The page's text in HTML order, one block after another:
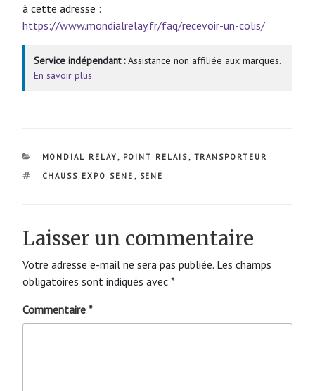
à cette adresse :
https://www.mondialrelay.fr/faq/recevoir-un-colis/
Service indépendant :Assistance non affiliée aux marques.
En savoir plus
CATÉGORIES
MONDIAL RELAY , POINT RELAIS , TRANSPORTEUR
ÉTIQUETTES
CHAUSS EXPO SENE , SENE
Laisser un commentaire
Votre adresse e-mail ne sera pas publiée. Les champs
obligatoires sont indiqués avec *
Commentaire *